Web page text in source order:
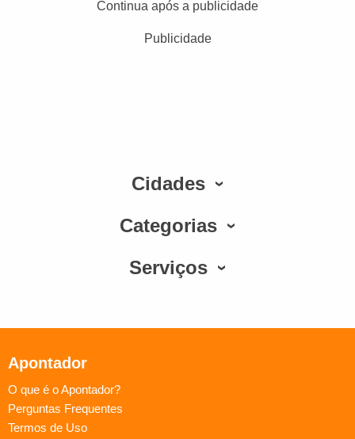
Continua após a publicidade
Publicidade
Cidades
Categorias
Serviços
Apontador
O que é o Apontador?
Perguntas Frequentes
Termos de Uso